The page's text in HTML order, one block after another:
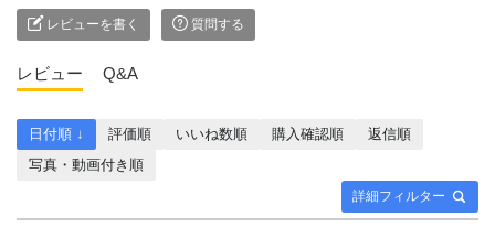
レビューを書く 質問する
レビュー Q&A
詳細フィルター
日付順 ↓ 評価順 いいね数順 購入確認順
返信順
写真・動画付き順